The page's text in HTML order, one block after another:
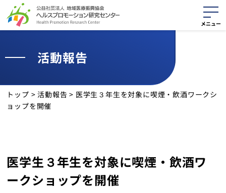
活動紹介
役に立つ資料
最新情報
サイトマップ
活動報告
トップ >活動報告 > 医学生３年生を対象に喫煙・飲酒ワークシ
ョップを開催
医学生３年生を対象に喫煙・飲酒ワ
ークショップを開催